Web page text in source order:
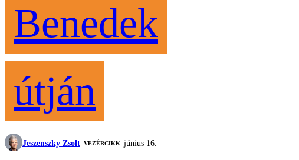
Benedek
útján
Jeszenszky Zsolt VEZÉRCIKK június 16.